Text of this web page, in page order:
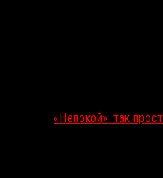
«Непокой»: так